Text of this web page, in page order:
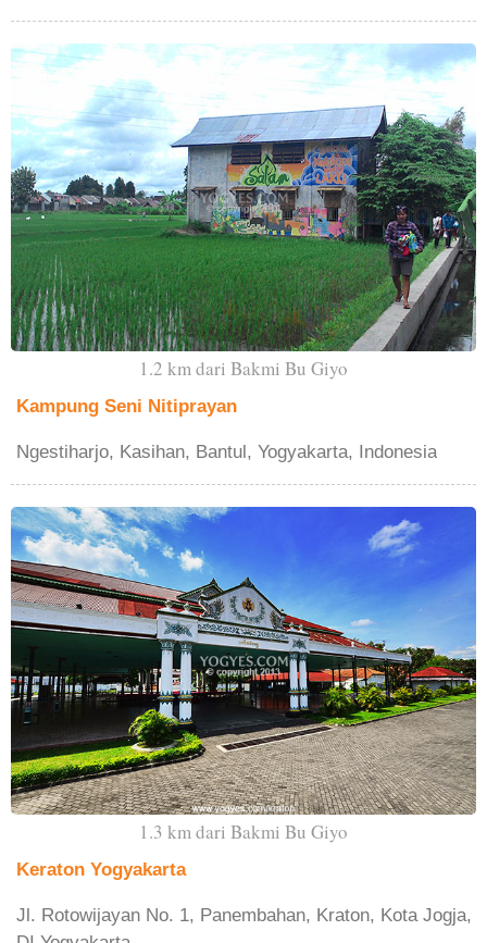
1.2 km dari Bakmi Bu Giyo
Kampung Seni Nitiprayan
Ngestiharjo, Kasihan, Bantul, Yogyakarta, Indonesia
1.3 km dari Bakmi Bu Giyo
Keraton Yogyakarta
Jl. Rotowijayan No. 1, Panembahan, Kraton, Kota Jogja,